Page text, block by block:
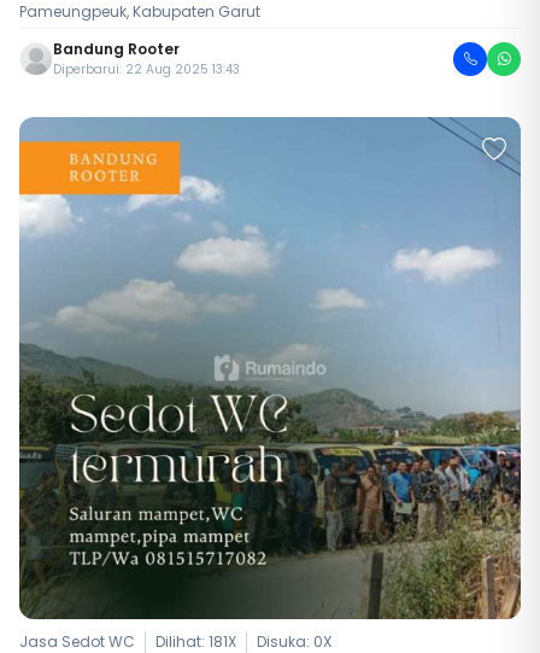
Pameungpeuk, Kabupaten Garut
Bandung Rooter
Diperbarui: 22 Aug 2025 13:43
Jasa Sedot WC Dilihat: 181X Disuka: 0X